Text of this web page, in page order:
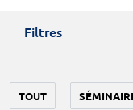
Filtres
TOUT